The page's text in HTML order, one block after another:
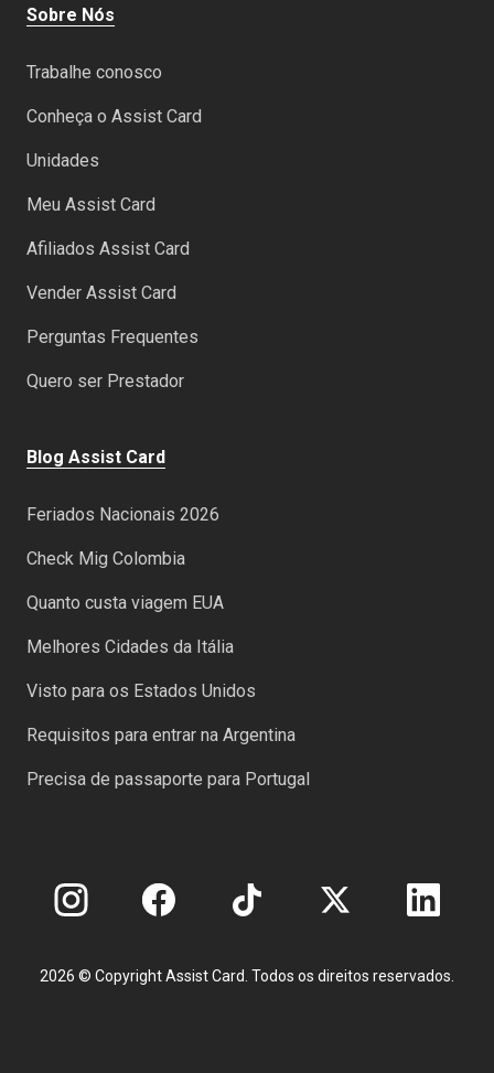
Sobre Nós
Trabalhe conosco
Conheça o Assist Card
Unidades
Meu Assist Card
Afiliados Assist Card
Vender Assist Card
Perguntas Frequentes
Quero ser Prestador
Blog Assist Card
Feriados Nacionais 2026
Check Mig Colombia
Quanto custa viagem EUA
Melhores Cidades da Itália
Visto para os Estados Unidos
Requisitos para entrar na Argentina
Precisa de passaporte para Portugal
2026 © Copyright Assist Card. Todos os direitos reservados.